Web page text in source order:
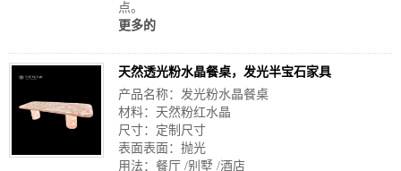
点。
更多的
天然透光粉水晶餐桌，发光半宝石家具
产品名称：发光粉水晶餐桌
材料：天然粉红水晶
尺寸：定制尺寸
表面表面：抛光
用法：餐厅 /别墅 /酒店